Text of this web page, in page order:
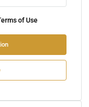
of Use